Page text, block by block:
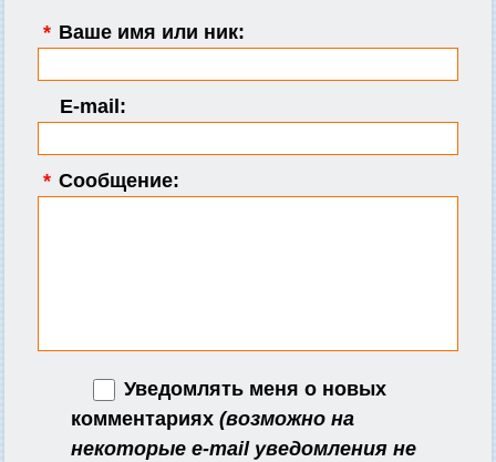
* Ваше имя или ник:
E-mail:
* Сообщение:
Уведомлять меня о новых
комментариях (возможно на
некоторые e-mail уведомления не